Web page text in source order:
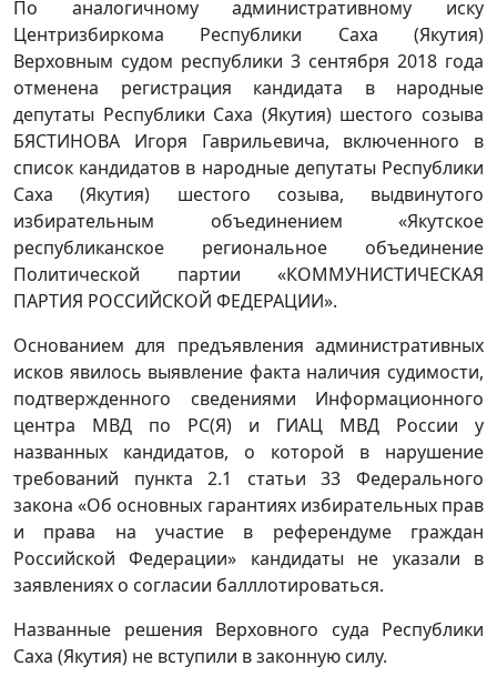
По аналогичному административному иску
Центризбиркома Республики Саха (Якутия)
Верховным судом республики 3 сентября 2018 года
отменена регистрация кандидата в народные
депутаты Республики Саха (Якутия) шестого созыва
БЯСТИНОВА Игоря Гаврильевича, включенного в
список кандидатов в народные депутаты Республики
Саха (Якутия) шестого созыва, выдвинутого
избирательным объединением «Якутское
республиканское региональное объединение
Политической партии «КОММУНИСТИЧЕСКАЯ
ПАРТИЯ РОССИЙСКОЙ ФЕДЕРАЦИИ».
Основанием для предъявления административных
исков явилось выявление факта наличия судимости,
подтвержденного сведениями Информационного
центра МВД по РС(Я) и ГИАЦ МВД России у
названных кандидатов, о которой в нарушение
требований пункта 2.1 статьи 33 Федерального
закона «Об основных гарантиях избирательных прав
и права на участие в референдуме граждан
Российской Федерации» кандидаты не указали в
заявлениях о согласии балллотироваться.
Названные решения Верховного суда Республики
Саха (Якутия) не вступили в законную силу.